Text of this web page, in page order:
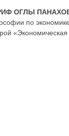
ОГЛЫ
по экономике
«Экономическая